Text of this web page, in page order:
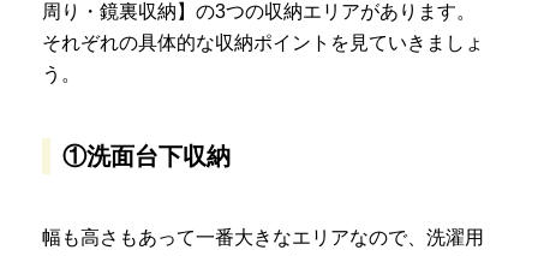
周り・鏡裏収納】の3つの収納エリアがあります。
それぞれの具体的な収納ポイントを見ていきましょ
う。
①洗面台下収納
幅も高さもあって一番大きなエリアなので、洗濯用